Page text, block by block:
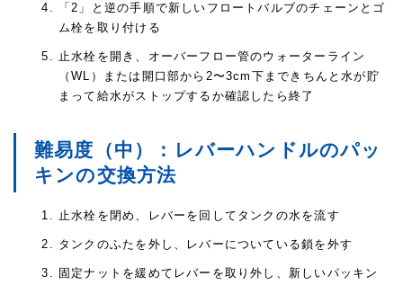
「2」と逆の手順で新しいフロートバルブのチェーンとゴ
ム栓を取り付ける
止水栓を開き、オーバーフロー管のウォーターライン
（WL）または開口部から2〜3cm下まできちんと水が貯
まって給水がストップするか確認したら終了
難易度（中）：レバーハンドルのパッ
キンの交換方法
止水栓を閉め、レバーを回してタンクの水を流す
タンクのふたを外し、レバーについている鎖を外す
固定ナットを緩めてレバーを取り外し、新しいパッキン